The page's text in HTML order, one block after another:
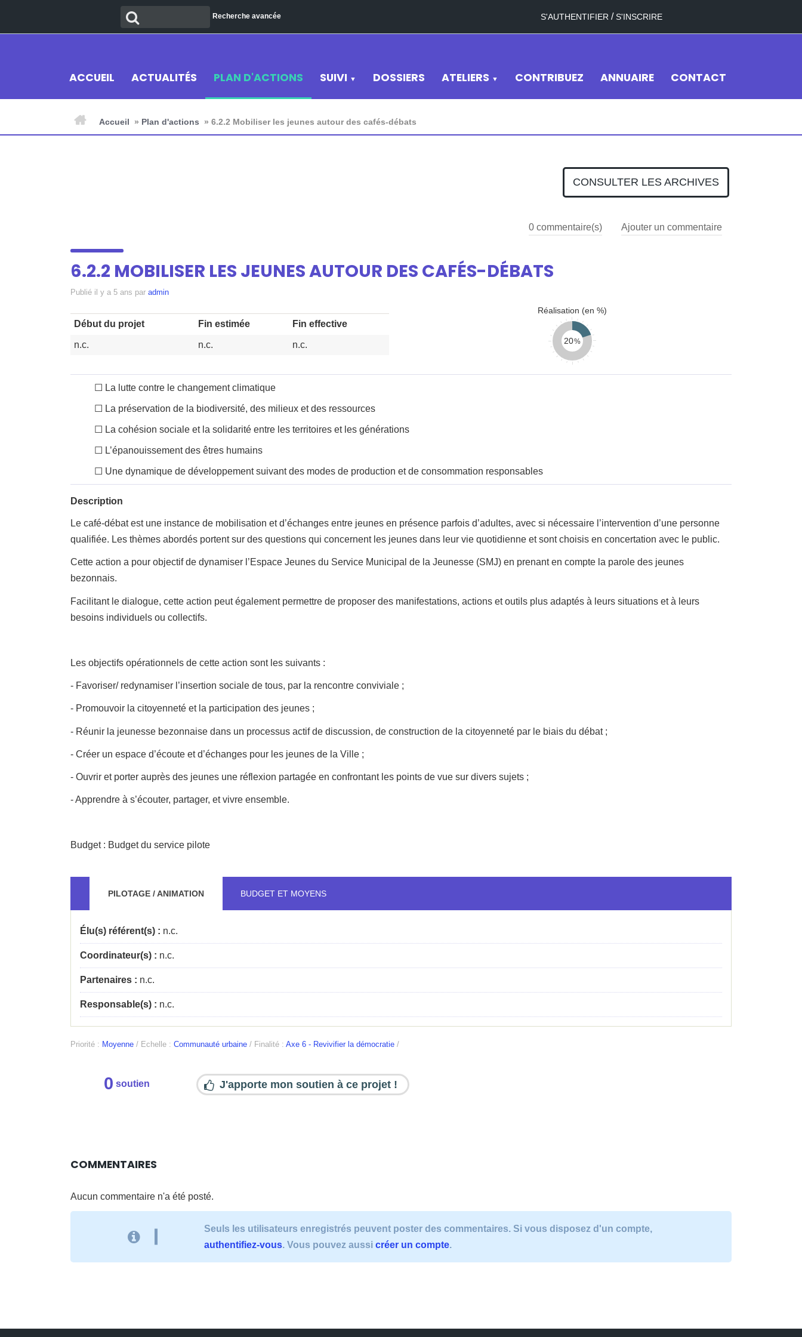
contenu
Recherche Recherche avancée S'AUTHENTIFIER /S'INSCRIRE
ACCUEIL ACTUALITÉS PLAN D'ACTIONS SUIVI ▼ DOSSIERS ATELIERS ▼ CONTRIBUEZ ANNUAIRE CONTACT
Accueil » Plan d'actions » 6.2.2 Mobiliser les jeunes autour des cafés-débats
CONSULTER LES ARCHIVES
0 commentaire(s) Ajouter un commentaire
6.2.2 MOBILISER LES JEUNES AUTOUR DES CAFÉS-DÉBATS
Publié il y a 5 ans par admin
Début du projet Fin estimée Fin effective
n.c. n.c. n.c.
Réalisation (en %)
20
☐ La lutte contre le changement climatique
☐ La préservation de la biodiversité, des milieux et des ressources
☐ La cohésion sociale et la solidarité entre les territoires et les générations
☐ L’épanouissement des êtres humains
☐ Une dynamique de développement suivant des modes de production et de consommation responsables
Description
Le café-débat est une instance de mobilisation et d’échanges entre jeunes en présence parfois d’adultes, avec si nécessaire l’intervention d’une personne
qualifiée. Les thèmes abordés portent sur des questions qui concernent les jeunes dans leur vie quotidienne et sont choisis en concertation avec le public.
Cette action a pour objectif de dynamiser l’Espace Jeunes du Service Municipal de la Jeunesse (SMJ) en prenant en compte la parole des jeunes
bezonnais.
Facilitant le dialogue, cette action peut également permettre de proposer des manifestations, actions et outils plus adaptés à leurs situations et à leurs
besoins individuels ou collectifs.
Les objectifs opérationnels de cette action sont les suivants :
- Favoriser/ redynamiser l’insertion sociale de tous, par la rencontre conviviale ;
- Promouvoir la citoyenneté et la participation des jeunes ;
- Réunir la jeunesse bezonnaise dans un processus actif de discussion, de construction de la citoyenneté par le biais du débat ;
- Créer un espace d’écoute et d’échanges pour les jeunes de la Ville ;
- Ouvrir et porter auprès des jeunes une réflexion partagée en confrontant les points de vue sur divers sujets ;
- Apprendre à s’écouter, partager, et vivre ensemble.
Budget : Budget du service pilote
PILOTAGE / ANIMATION BUDGET ET MOYENS
Élu(s) référent(s) : n.c.
Coordinateur(s) : n.c.
Partenaires : n.c.
Responsable(s) : n.c.
Priorité : Moyenne / Echelle : Communauté urbaine / Finalité : Axe 6 - Revivifier la démocratie /
0 soutien J'apporte mon soutien à ce projet !
COMMENTAIRES
Aucun commentaire n'a été posté.
Seuls les utilisateurs enregistrés peuvent poster des commentaires. Si vous disposez d'un compte,
authentifiez-vous. Vous pouvez aussi créer un compte.